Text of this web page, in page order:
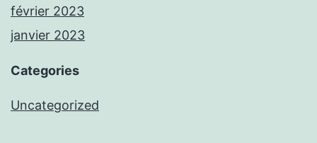
février 2023
janvier 2023
Categories
Uncategorized